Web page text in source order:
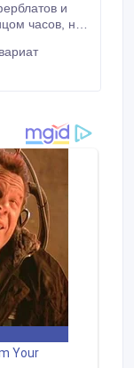
и
часов, но